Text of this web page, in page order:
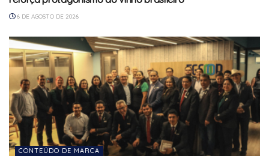
6 DE AGOSTO DE 2026
CONTEÚDO DE MARCA